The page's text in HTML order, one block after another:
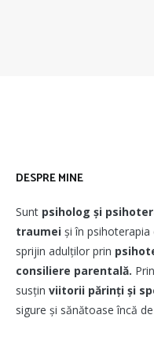
DESPRE MINE
Sunt psiholog și
traumei și în psihoterapia
sprijin adulților prin
consiliere parentală.
susțin viitorii părinți și
sigure și sănătoase încă